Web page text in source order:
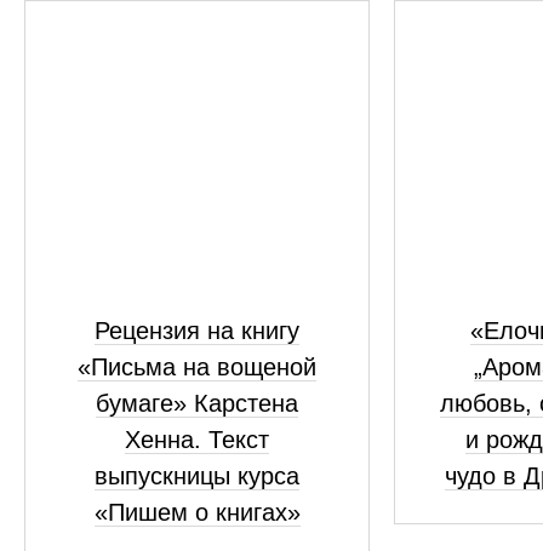
Рецензия на книгу
«Письма на вощеной
бумаге» Карстена
Хенна. Текст
выпускницы курса
«Пишем о книгах»
любовь,
и
чудо в